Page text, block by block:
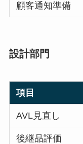
顧客通知準備
設計部門
項目
AVL見直し
後継品評価